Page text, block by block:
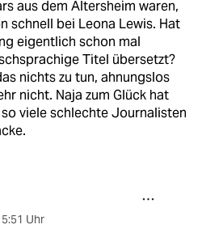
aus dem Altersheim waren,
schnell bei Leona Lewis. Hat
eigentlich schon mal
Titel übersetzt?
nichts zu tun, ahnungslos
nicht. Naja zum Glück hat
viele schlechte Journalisten
Uhr